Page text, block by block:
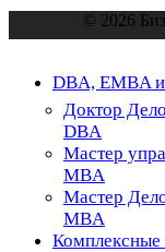
© 2026
Close
DBA, EMBA
Доктор
DBA
Мастер
MBA
Мастер
MBA